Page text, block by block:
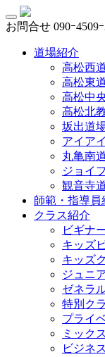
お問合せ 090ｰ4509
道場紹介
高松西
高松東
高松中
高松北
坂出道
アイア
丸亀南
ジョイ
観音寺
師範・指導員
クラス紹介
ビギナ
キッズ
キッズ
ジュニ
ゼネラ
特別ク
プライ
ミック
ビジネ